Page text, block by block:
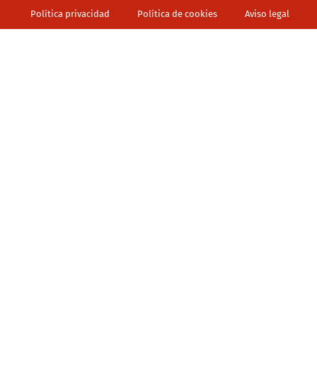
Política privacidad Política de cookies Aviso legal